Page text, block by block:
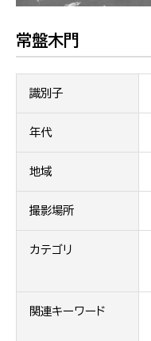
常盤木門
識別子
年代
地域
撮影場所
カテゴリ
関連キーワード